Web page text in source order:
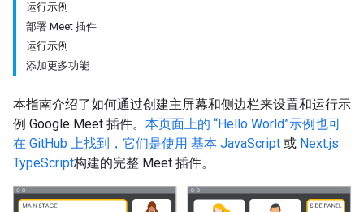
运行示例
部署 Meet 插件
运行示例
添加更多功能
本指南介绍了如何通过创建主屏幕和侧边栏来设置和运行示
例 Google Meet 插件。 本页面上的 “Hello World”示例也可
在 GitHub 上找到，它们是使用 基本 JavaScript 或 Next.js
TypeScript构建的完整 Meet 插件。